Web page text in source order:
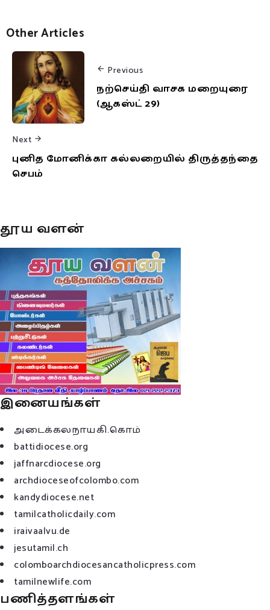
Other Articles
Previous
நற்செய்தி வாசக மறையுரை
(ஆகஸ்ட் 29)
Next
புனித மோனிக்கா கல்லறையில் திருத்தந்தை
செபம்
தூய வளன்
இனையங்கள்
அடைக்கலநாயகி.கொம்
battidiocese.org
jaffnarcdiocese.org
archdioceseofcolombo.com
kandydiocese.net
tamilcatholicdaily.com
iraivaalvu.de
jesutamil.ch
colomboarchdiocesancatholicpress.com
tamilnewlife.com
பணித்தளங்கள்